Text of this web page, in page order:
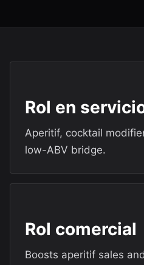
Rol en
Aperitif, cocktail
low-ABV bridge.
Rol comercial
Boosts aperitif sales